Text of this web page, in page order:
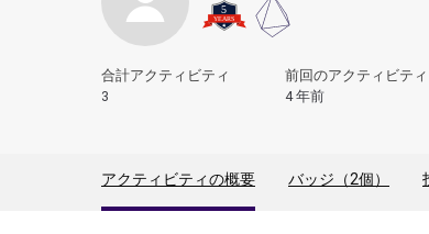
合計アクティビティ
3
前回のアクティビティ
4 年前
アクティビティの概要 バッジ（2個）